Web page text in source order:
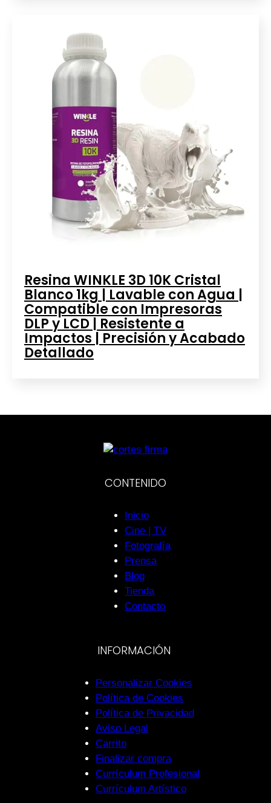
Resina WINKLE 3D 10K Cristal
Blanco 1kg | Lavable con Agua |
Compatible con Impresoras
DLP y LCD | Resistente a
Impactos | Precisión y Acabado
Detallado
CONTENIDO
Inicio
Cine | TV
Fotografía
Prensa
Blog
Tienda
Contacto
INFORMACIÓN
Personalizar Cookies
Política de Cookies
Política de Privacidad
Aviso Legal
Carrito
Finalizar compra
Currículum Profesional
Currículum Artístico